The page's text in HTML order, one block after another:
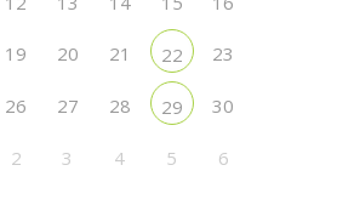
19 20 21 22 23
26 27 28 29 30
2 3 4 5 6